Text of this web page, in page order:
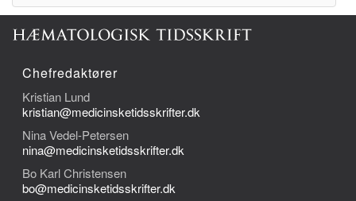
Chefredaktører
Kristian Lund
kristian@medicinsketidsskrifter.dk
Nina Vedel-Petersen
nina@medicinsketidsskrifter.dk
Bo Karl Christensen
bo@medicinsketidsskrifter.dk